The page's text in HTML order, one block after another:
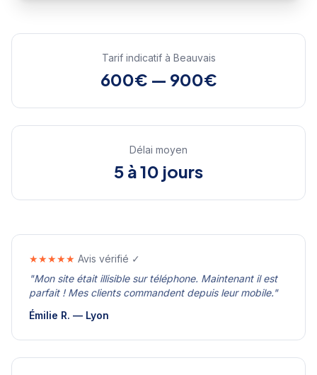
Tarif indicatif à Beauvais
600€ — 900€
Délai moyen
5 à 10 jours
★★★★★ Avis vérifié ✓
"Mon site était illisible sur téléphone. Maintenant il est
parfait ! Mes clients commandent depuis leur mobile."
Émilie R. — Lyon